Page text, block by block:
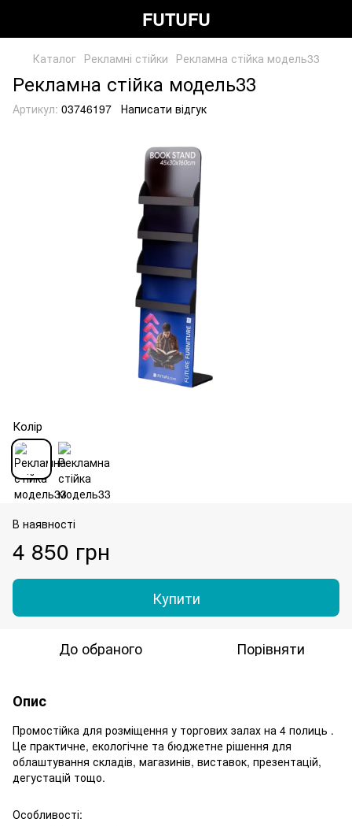
FUTUFU
Каталог Рекламні стійки Рекламна стійка модель33
Рекламна стійка модель33
Артикул: 03746197 Написати відгук
Колір
В наявності
4 850 грн
Купити
До обраного Порівняти
Опис
Промостійка для розміщення у торгових залах на 4 полиць .
Це практичне, екологічне та бюджетне рішення для
облаштування складів, магазинів, виставок, презентацій,
дегустацій тощо.
Особливості: